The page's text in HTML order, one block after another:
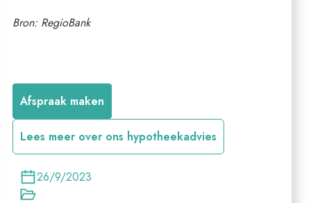
Bron: RegioBank
Afspraak maken
Lees meer over ons hypotheekadvies
26/9/2023